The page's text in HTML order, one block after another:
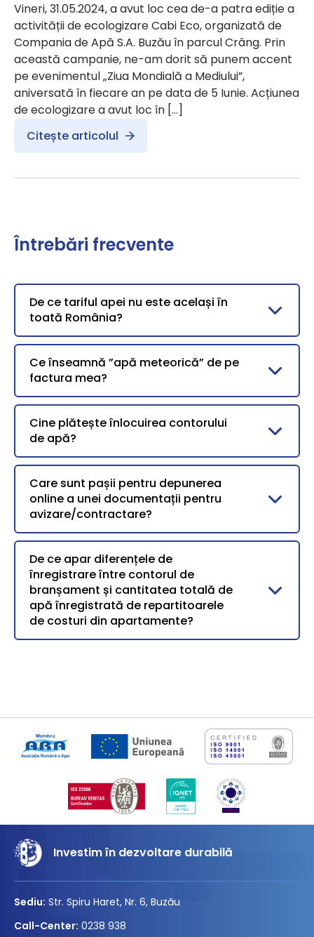
Vineri, 31.05.2024, a avut loc cea de-a patra ediție a
activității de ecologizare Cabi Eco, organizată de
Compania de Apă S.A. Buzău în parcul Crâng. Prin
această campanie, ne-am dorit să punem accent
pe evenimentul „Ziua Mondială a Mediului”,
aniversată în fiecare an pe data de 5 Iunie. Acțiunea
de ecologizare a avut loc în […]
Citește articolul
Întrebări frecvente
De ce tariful apei nu este același în
toată România?
Ce înseamnă ”apă meteorică” de pe
factura mea?
Cine plătește înlocuirea contorului
de apă?
Care sunt pașii pentru depunerea
online a unei documentații pentru
avizare/contractare?
De ce apar diferențele de
înregistrare între contorul de
branșament și cantitatea totală de
apă înregistrată de repartitoarele
de costuri din apartamente?
Investim în dezvoltare durabilă
Sediu: Str. Spiru Haret, Nr. 6, Buzău
Call-Center: 0238 938